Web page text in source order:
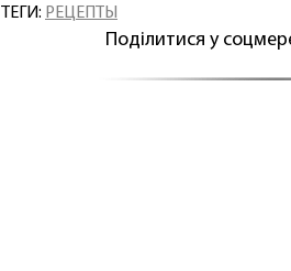
ТЕГИ: РЕЦЕПТЫ
Поділитися у